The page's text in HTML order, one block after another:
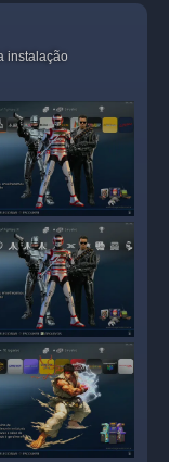
instalação